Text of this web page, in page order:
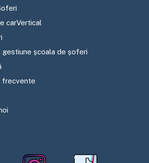
carVertical
gestiune școala de șoferi
frecvente